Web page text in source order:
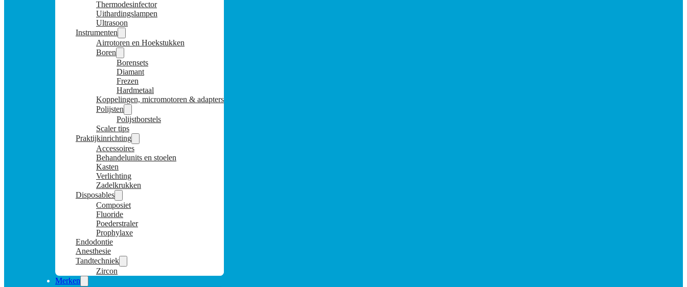
Thermodesinfector
Uithardingslampen
Ultrasoon
Instrumenten
Airrotoren en Hoekstukken
Boren
Borensets
Diamant
Frezen
Hardmetaal
Koppelingen, micromotoren & adapters
Polijsten
Polijstborstels
Scaler tips
Praktijkinrichting
Accessoires
Behandelunits en stoelen
Kasten
Verlichting
Zadelkrukken
Disposables
Composiet
Fluoride
Poederstraler
Prophylaxe
Endodontie
Anesthesie
Tandtechniek
Zircon
Merken